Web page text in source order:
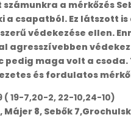
a mérkőzés
csapatból. Ez látszott
védekezése ellen.
agresszívebben
maga volt a
és fordulatos
19-7,20-2, 22-10,24-10)
Májer 8, Sebők